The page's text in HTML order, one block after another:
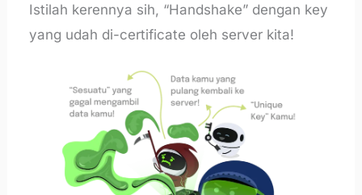
Istilah kerennya sih, “Handshake” dengan key
yang udah di-certificate oleh server kita!